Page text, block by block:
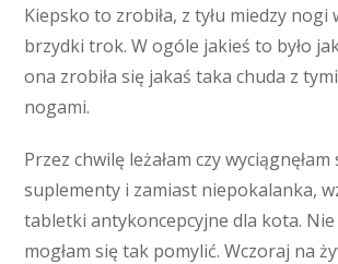
Kiepsko to zrobiła, z tyłu miedzy nogi
brzydki trok. W ogóle jakieś to było
ona zrobiła się jakaś taka chuda z
nogami.
Przez chwilę leżałam czy wyciągnęłam
suplementy i zamiast niepokalanka,
tabletki antykoncepcyjne dla kota.
mogłam się tak pomylić. Wczoraj na